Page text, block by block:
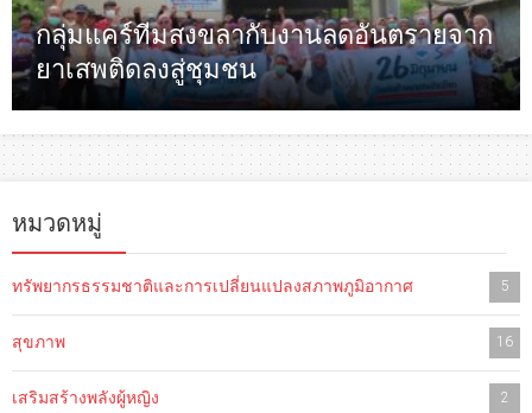
กลุ่มแคร์ทีมสงขลากับงานลดอันตรายจาก
ยาเสพติดลงสู่ชุมชน
หมวดหมู่
ทรัพยากรธรรมชาติและการเปลี่ยนแปลงสภาพภูมิอากาศ 5
สุขภาพ 16
เสริมสร้างพลังผู้หญิง 2